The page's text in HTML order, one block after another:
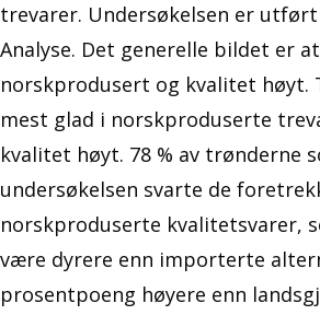
trevarer. Undersøkelsen er utført
Analyse. Det generelle bildet er
norskprodusert og kvalitet høyt.
mest glad i norskproduserte
kvalitet høyt. 78 % av trønderne
undersøkelsen svarte de
norskproduserte kvalitetsvarer,
være dyrere enn importerte
prosentpoeng høyere enn